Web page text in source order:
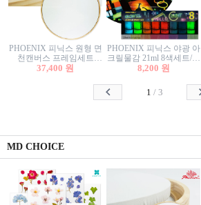
PHOENIX 피닉스 원형 면
천캔버스 프레임세트
40cm/원형캔버스/플로팅
37,400 원
PHOENIX 피닉스 야광 아
크릴물감 21ml 8색세트/야
광물감
8,200 원
1 / 3
MD CHOICE